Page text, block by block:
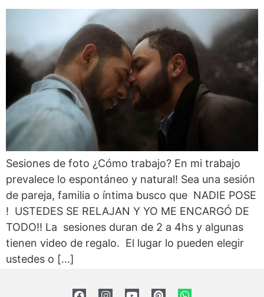
Sesiones de foto ¿Cómo trabajo? En mi trabajo
prevalece lo espontáneo y natural! Sea una sesión
de pareja, familia o íntima busco que NADIE POSE
! USTEDES SE RELAJAN Y YO ME ENCARGÓ DE
TODO!! La sesiones duran de 2 a 4hs y algunas
tienen video de regalo. El lugar lo pueden elegir
ustedes o […]